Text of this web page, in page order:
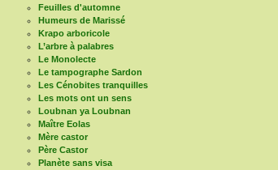
Feuilles d'automne
Humeurs de Marissé
Krapo arboricole
L’arbre à palabres
Le Monolecte
Le tampographe Sardon
Les Cénobites tranquilles
Les mots ont un sens
Loubnan ya Loubnan
Maître Eolas
Mère castor
Père Castor
Planète sans visa